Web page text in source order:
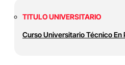
TITULO UNIVERSITARIO
Curso Universitario Técnico En